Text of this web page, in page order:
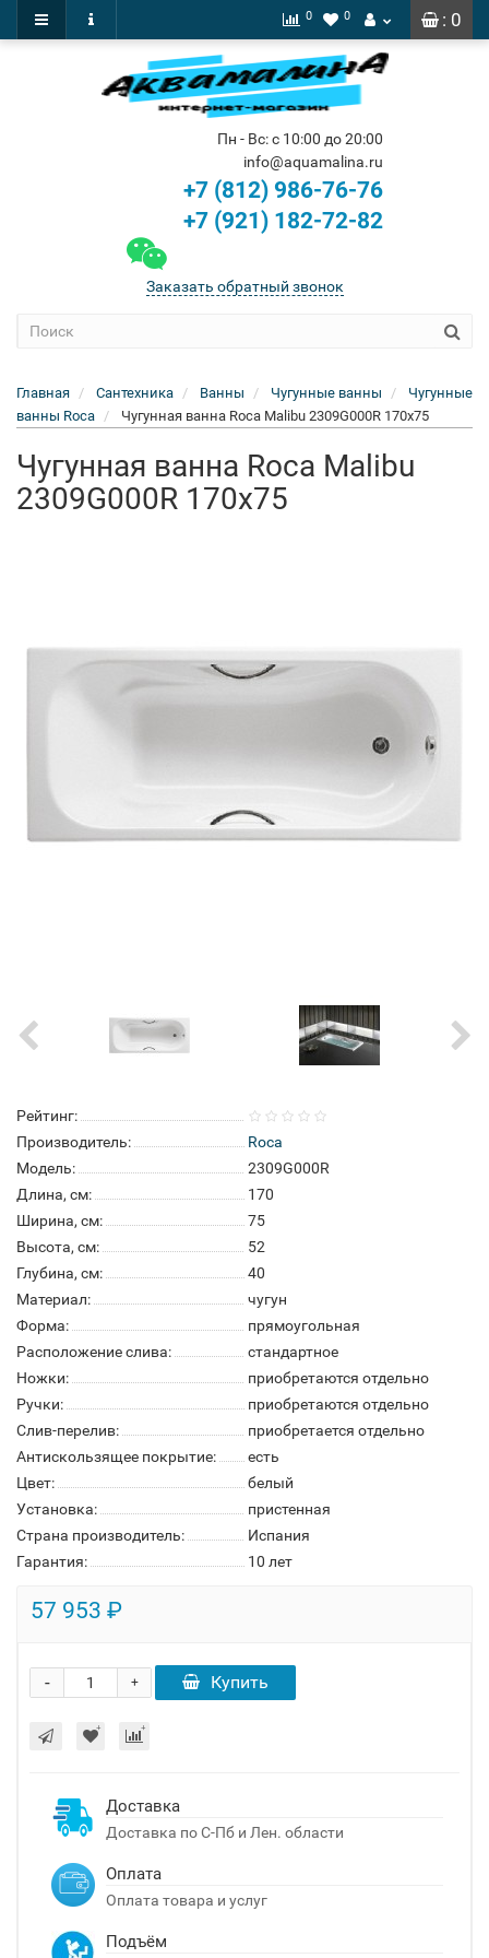
: 0
0 0
Пн - Вс: с 10:00 до 20:00
info@aquamalina.ru
+7 (812) 986-76-76
+7 (921) 182-72-82
Заказать обратный звонок
Главная Сантехника Ванны Чугунные ванны
Чугунные
ванны Roca
Чугунная ванна Roca Malibu 2309G000R 170x75
Чугунная ванна Roca Malibu
2309G000R 170x75
Рейтинг:
Производитель:
Roca
Модель:
2309G000R
Длина, см:
170
Ширина, см:
75
Высота, см:
52
Глубина, см:
40
Материал:
чугун
Форма:
прямоугольная
Расположение слива:
стандартное
Ножки:
приобретаются отдельно
Ручки:
приобретаются отдельно
Слив-перелив:
приобретается отдельно
Антискользящее покрытие:
есть
Цвет:
белый
Установка:
пристенная
Страна производитель:
Испания
Гарантия:
10 лет
57 953 ₽
+
- Купить
Доставка
Доставка по С-Пб и Лен. области
Оплата
Оплата товара и услуг
Подъём